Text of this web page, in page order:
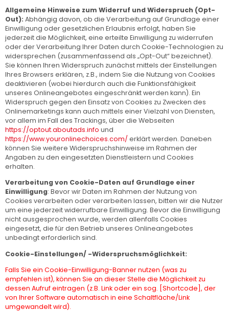
Allgemeine Hinweise zum Widerruf und Widerspruch (Opt-
Out): Abhängig davon, ob die Verarbeitung auf Grundlage einer
Einwilligung oder gesetzlichen Erlaubnis erfolgt, haben Sie
jederzeit die Möglichkeit, eine erteilte Einwilligung zu widerrufen
oder der Verarbeitung Ihrer Daten durch Cookie-Technologien zu
widersprechen (zusammenfassend als „Opt-Out“ bezeichnet).
Sie können Ihren Widerspruch zunächst mittels der Einstellungen
Ihres Browsers erklären, z.B., indem Sie die Nutzung von Cookies
deaktivieren (wobei hierdurch auch die Funktionsfähigkeit
unseres Onlineangebotes eingeschränkt werden kann). Ein
Widerspruch gegen den Einsatz von Cookies zu Zwecken des
Onlinemarketings kann auch mittels einer Vielzahl von Diensten,
vor allem im Fall des Trackings, über die Webseiten
https://optout.aboutads.info und
https://www.youronlinechoices.com/ erklärt werden. Daneben
können Sie weitere Widerspruchshinweise im Rahmen der
Angaben zu den eingesetzten Dienstleistern und Cookies
erhalten.
Verarbeitung von Cookie-Daten auf Grundlage einer
Einwilligung: Bevor wir Daten im Rahmen der Nutzung von
Cookies verarbeiten oder verarbeiten lassen, bitten wir die Nutzer
um eine jederzeit widerrufbare Einwilligung. Bevor die Einwilligung
nicht ausgesprochen wurde, werden allenfalls Cookies
eingesetzt, die für den Betrieb unseres Onlineangebotes
unbedingt erforderlich sind.
Cookie-Einstellungen/ -Widerspruchsmöglichkeit:
Falls Sie ein Cookie-Einwilligung-Banner nutzen (was zu
empfehlen ist), können Sie an dieser Stelle die Möglichkeit zu
dessen Aufruf eintragen (z.B. Link oder ein sog. [Shortcode], der
von Ihrer Software automatisch in eine Schaltfläche/Link
umgewandelt wird).